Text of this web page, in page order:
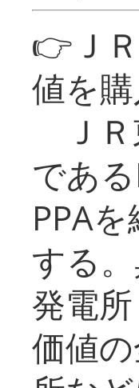
👉Ｊ
値を
ＪＲ
であ
PPA
する
発電
価値